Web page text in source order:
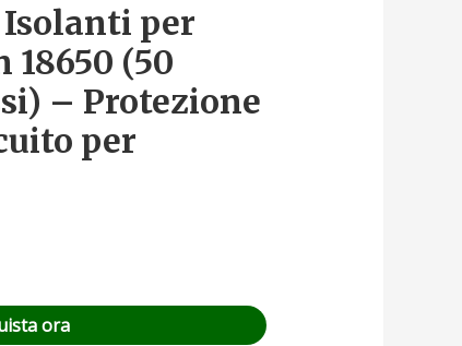
Isolanti per
(50
– Protezione
per
ora